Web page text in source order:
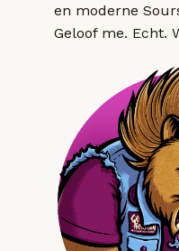
en moderne
Geloof me. Echt.